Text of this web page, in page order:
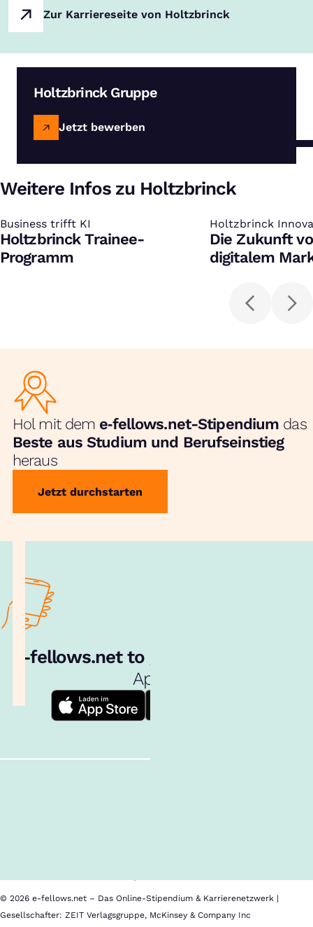
Zur Karriereseite von Holtzbrinck
Holtzbrinck Gruppe
Jetzt bewerben
Weitere Infos zu Holtzbrinck
Business trifft KI
:
Holtzbrinck Trainee-
Programm
Holtzbrinck
:
Die Zukunft
digitalem
Hol mit dem e‑fellows.net-Stipendium das
Beste aus Studium und Berufseinstieg
heraus
Jetzt durchstarten
e‑fellows.net to go:
App!
© 2026 e-fellows.net – Das Online-Stipendium & Karrierenetzwerk |
Gesellschafter: ZEIT Verlagsgruppe, McKinsey & Company Inc